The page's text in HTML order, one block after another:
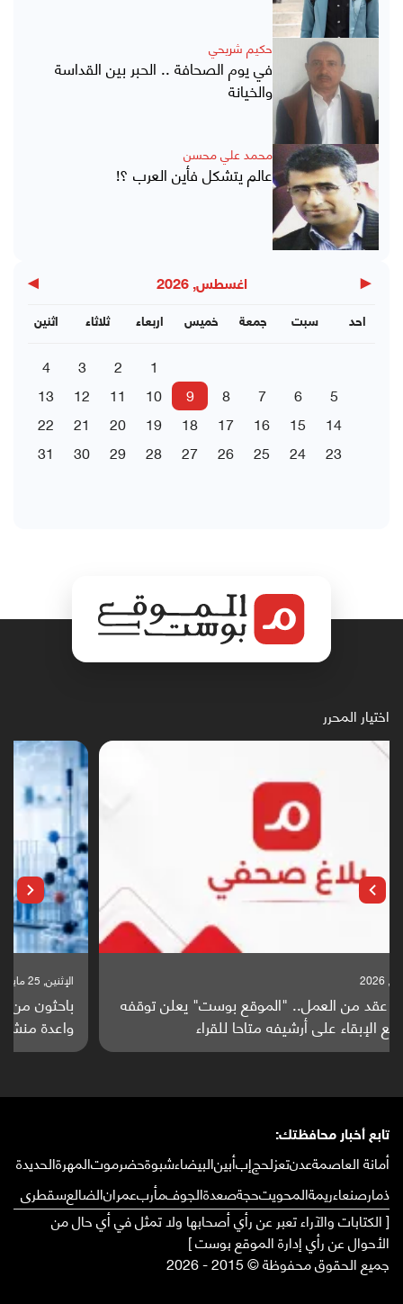
حكيم شريحي
في يوم الصحافة .. الحبر بين القداسة
والخيانة
محمد علي محسن
عالم يتشكل فأين العرب ؟!
◀ اغسطس, 2026 ▶
اثنين ثلاثاء اربعاء خميس جمعة سبت احد
1
2
3
4
5
6
7
8
9
10
11
12
13
14
15
16
17
18
19
20
21
22
23
24
25
26
27
28
29
30
31
اختيار المحرر
الإثنين, 25 مايو, 2026
باحثون من اليمن يدخلون سباق أبحاث ألزهايمر بدراسة
واعدة منشورة عالميا (ترجمة)
تابع أخبار محافظتك:
أمانة العاصمةعدنتعزلحجإبأبينالبيضاءشبوةحضرموتالمهرةالحديدة
ذمارصنعاءريمةالمحويتحجةصعدةالجوفمأربعمرانالضالعسقطرى
[ الكتابات والآراء تعبر عن رأي أصحابها ولا تمثل في أي حال من
الأحوال عن رأي إدارة الموقع بوست ]
جميع الحقوق محفوظة © 2015 - 2026